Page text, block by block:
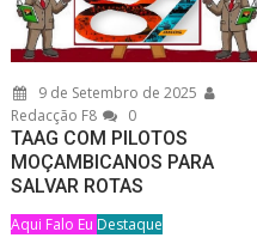
9 de Setembro de 2025
Redacção F8
0
TAAG COM PILOTOS
MOÇAMBICANOS PARA
SALVAR ROTAS
Aqui Falo Eu Destaque